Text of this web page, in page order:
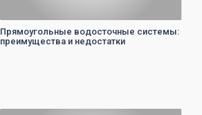
Прямоугольные водосточные системы:
преимущества и недостатки